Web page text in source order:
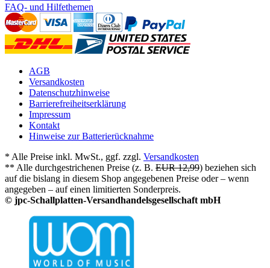
FAQ- und Hilfethemen
AGB
Versandkosten
Datenschutzhinweise
Barrierefreiheitserklärung
Impressum
Kontakt
Hinweise zur Batterierücknahme
* Alle Preise inkl. MwSt., ggf. zzgl. Versandkosten
** Alle durchgestrichenen Preise (z. B. EUR 12,99) beziehen sich
auf die bislang in diesem Shop angegebenen Preise oder – wenn
angegeben – auf einen limitierten Sonderpreis.
© jpc-Schallplatten-Versandhandelsgesellschaft mbH